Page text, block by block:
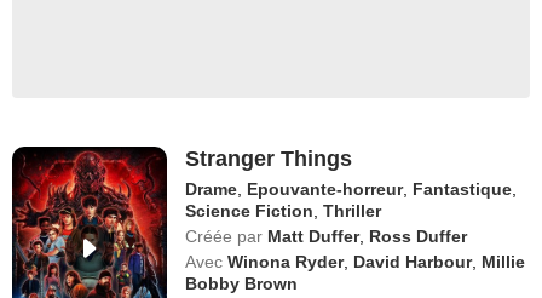
Stranger Things
Drame Epouvante-horreur, Fantastique
Science Fiction ,Thriller
Créée par Matt Duffer, Ross Duffer
Avec Winona Ryder, David Harbour, Millie
Bobby Brown